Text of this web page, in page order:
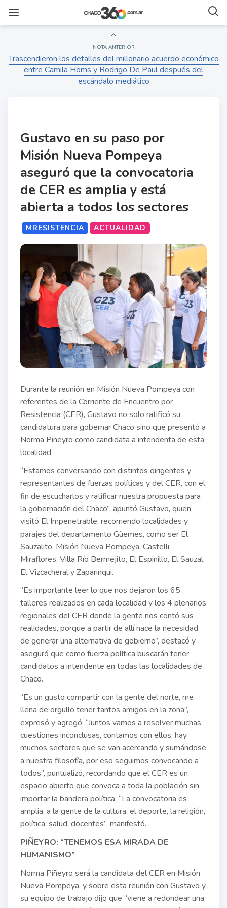
NOTA ANTERIOR
Trascendieron los detalles del millonario acuerdo económico
entre Camila Homs y Rodrigo De Paul después del
escándalo mediático
Gustavo en su paso por
Misión Nueva Pompeya
aseguró que la convocatoria
de CER es amplia y está
abierta a todos los sectores
MRESISTENCIA ACTUALIDAD
Durante la reunión en Misión Nueva Pompeya con
referentes de la Corriente de Encuentro por
Resistencia (CER), Gustavo no solo ratificó su
candidatura para gobernar Chaco sino que presentó a
Norma Piñeyro como candidata a intendenta de esta
localidad.
“Estamos conversando con distintos dirigentes y
representantes de fuerzas políticas y del CER, con el
fin de escucharlos y ratificar nuestra propuesta para
la gobernación del Chaco”, apuntó Gustavo, quien
visitó El Impenetrable, recorriendo localidades y
parajes del departamento Güemes, como ser El
Sauzalito, Misión Nueva Pompeya, Castelli,
Miraflores, Villa Río Bermejito, El Espinillo, El Sauzal,
El Vizcacheral y Zaparinqui.
“Es importante leer lo que nos dejaron los 65
talleres realizados en cada localidad y los 4 plenarios
regionales del CER donde la gente nos contó sus
realidades, porque a partir de allí nace la necesidad
de generar una alternativa de gobierno”, destacó y
aseguró que como fuerza polìtica buscarán tener
candidatos a intendente en todas las localidades de
Chaco.
“Es un gusto compartir con la gente del norte, me
llena de orgullo tener tantos amigos en la zona”,
expresó y agregó: “Juntos vamos a resolver muchas
cuestiones inconclusas, contamos con ellos, hay
muchos sectores que se van acercando y sumándose
a nuestra filosofía, por eso seguimos convocando a
todos”, puntualizó, recordando que el CER es un
espacio abierto que convoca a toda la población sin
importar la bandera política. “La convocatoria es
amplia, a la gente de la cultura, el deporte, la religión,
política, salud, docentes”, manifestó.
PIÑEYRO: “TENEMOS ESA MIRADA DE
HUMANISMO”
Norma Piñeyro será la candidata del CER en Misión
Nueva Pompeya, y sobre esta reunión con Gustavo y
su equipo de trabajo dijo que “viene a redondear una